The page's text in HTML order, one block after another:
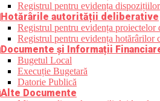
Registrul pentru evidența dispozițiilor
Hotărârile autorității deliberative
Registrul pentru evidența
Registrul pentru evidența hotărârilor
Documente și Informații
Bugetul Local
Execuție Bugetară
Datorie Publică
Alte Documente